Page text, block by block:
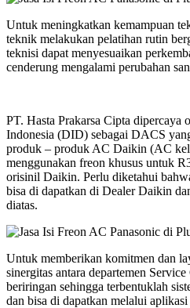
Untuk meningkatkan kemampuan
teknik melakukan pelatihan rutin
teknisi dapat menyesuaikan
cenderung mengalami perubahan
PT. Hasta Prakarsa Cipta
Indonesia (DID) sebagai DACS
produk – produk AC Daikin (AC
menggunakan freon khusus untuk
orisinil Daikin. Perlu diketahui
bisa di dapatkan di Dealer Daikin
diatas.
Untuk memberikan komitmen dan
sinergitas antara departemen
beriringan sehingga terbentuklah
dan bisa di dapatkan melalui